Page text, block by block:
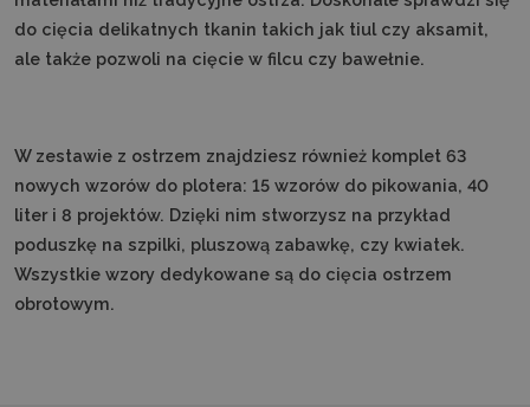
do cięcia delikatnych tkanin takich jak tiul czy aksamit,
ale także pozwoli na cięcie w filcu czy bawełnie.
W zestawie z ostrzem znajdziesz również komplet 63
nowych wzorów do plotera: 15 wzorów do pikowania, 40
liter i 8 projektów. Dzięki nim stworzysz na przykład
poduszkę na szpilki, pluszową zabawkę, czy kwiatek.
Wszystkie wzory dedykowane są do cięcia ostrzem
obrotowym.